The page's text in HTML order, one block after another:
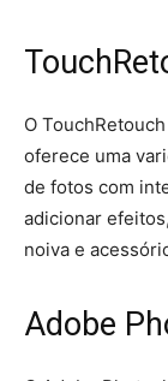
O
oferece uma
de fotos com
adicionar
noiva e
Adobe